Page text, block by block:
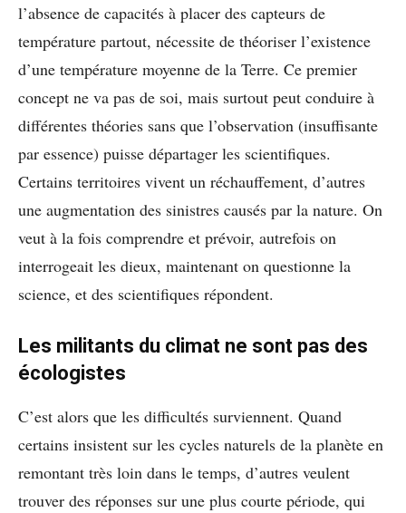
l’absence de capacités à placer des capteurs de
température partout, nécessite de théoriser l’existence
d’une température moyenne de la Terre. Ce premier
concept ne va pas de soi, mais surtout peut conduire à
différentes théories sans que l’observation (insuffisante
par essence) puisse départager les scientifiques.
Certains territoires vivent un réchauffement, d’autres
une augmentation des sinistres causés par la nature. On
veut à la fois comprendre et prévoir, autrefois on
interrogeait les dieux, maintenant on questionne la
science, et des scientifiques répondent.
Les militants du climat ne sont pas des
écologistes
C’est alors que les difficultés surviennent. Quand
certains insistent sur les cycles naturels de la planète en
remontant très loin dans le temps, d’autres veulent
trouver des réponses sur une plus courte période, qui